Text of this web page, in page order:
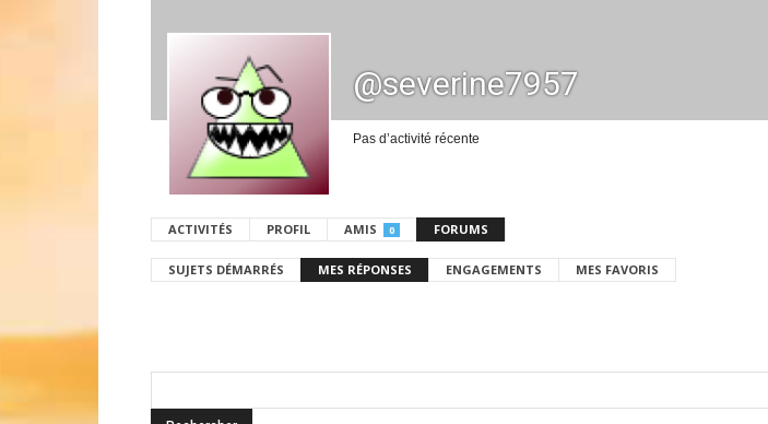
@severine7957
Pas d’activité récente
ACTIVITÉS PROFIL AMIS 0 FORUMS
SUJETS DÉMARRÉS MES RÉPONSES ENGAGEMENTS MES FAVORIS